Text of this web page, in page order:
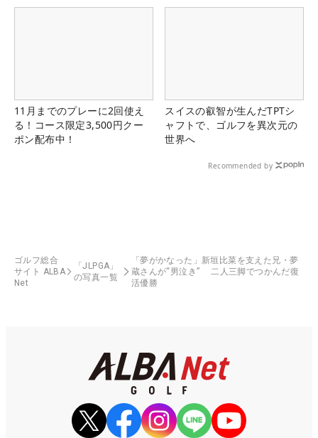
11月までのプレーに2回使え
る！コース限定3,500円クー
ポン配布中！
スイスの叡智が生んだTPTシ
ャフトで、ゴルフを異次元の
世界へ
Recommended by
ゴルフ総合
サイト ALBA
Net
「JLPGA」
の写真一覧
「夢がかなった」新垣比菜を支えた兄・夢
蔵さんが“男泣き” 二人三脚でつかんだ復
活優勝